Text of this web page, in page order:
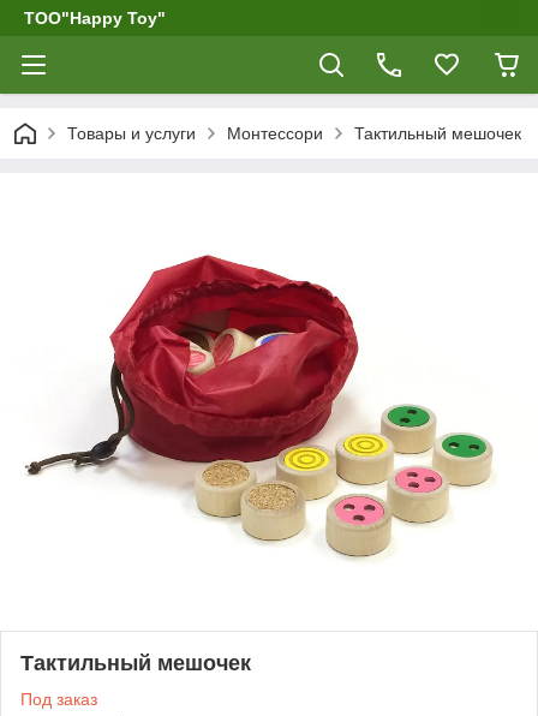
ТОО"Happy Toy"
Товары и услуги Монтессори Тактильный мешочек
Тактильный мешочек
Под заказ